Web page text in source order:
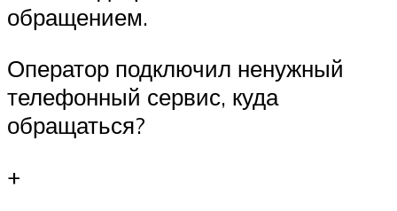
обращением.
Оператор подключил ненужный
телефонный сервис, куда
обращаться?
+